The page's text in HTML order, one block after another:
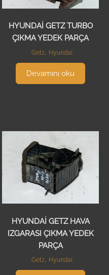
HYUNDAİ GETZ TURBO
ÇIKMA YEDEK PARÇA
Getz, Hyundai
Devamını oku
HYUNDAİ GETZ HAVA
IZGARASI ÇIKMA YEDEK
PARÇA
Getz, Hyundai